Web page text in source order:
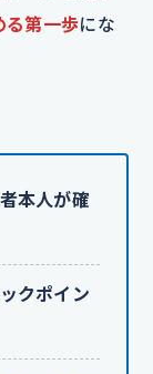
る第一歩にな
本人が確
クポイン